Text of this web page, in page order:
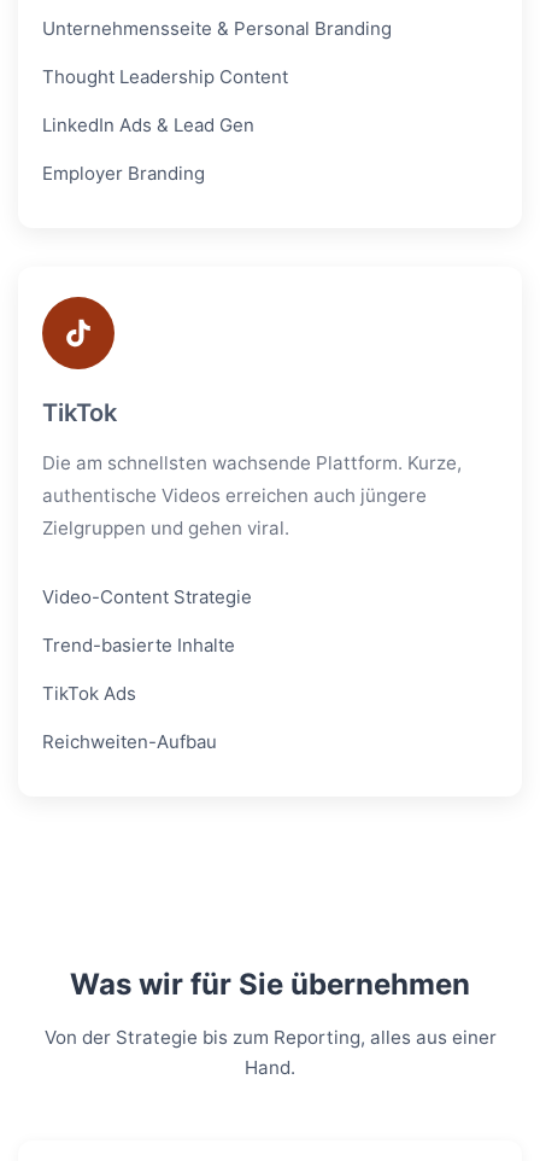
Unternehmensseite & Personal Branding
Thought Leadership Content
LinkedIn Ads & Lead Gen
Employer Branding
TikTok
Die am schnellsten wachsende Plattform. Kurze,
authentische Videos erreichen auch jüngere
Zielgruppen und gehen viral.
Video-Content Strategie
Trend-basierte Inhalte
TikTok Ads
Reichweiten-Aufbau
Was wir für Sie übernehmen
Von der Strategie bis zum Reporting, alles aus einer
Hand.